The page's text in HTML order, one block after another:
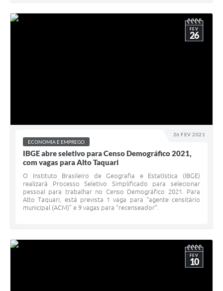
26 FEV 2021
FEV
26
ECONOMIA E EMPREGO
IBGE abre seletivo para Censo Demográfico 2021,
com vagas para Alto Taquari
O Instituto Brasileiro de Geografia e Estatística (IBGE)
realizará Processo Seletivo Simplificado para selecionar
pessoal para trabalhar no Censo Demográfico 2021. Para
Alto Taquari, está prevista 1 vaga para “agente censitário
municipal (ACM)” e 9 vagas para “recenseador”.
FEV
10